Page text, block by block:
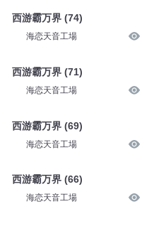
西游霸万界 (74)
海恋天音工場
西游霸万界 (71)
海恋天音工場
西游霸万界 (69)
海恋天音工場
西游霸万界 (66)
海恋天音工場